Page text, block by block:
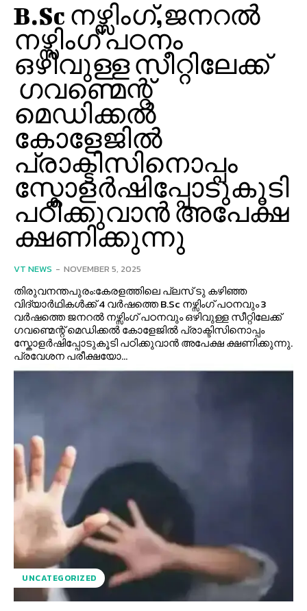
B.Sc നഴ്സിംഗ്,ജനറൽ
നഴ്സിംഗ് പഠനം
ഒഴിവുള്ള സീറ്റിലേക്ക്
ഗവണ്മെന്റ്
മെഡിക്കൽ
കോളേജിൽ
പ്രാക്ടിസിനൊപ്പം
സ്കോളർഷിപ്പോടുകൂടി
പഠിക്കുവാൻ അപേക്ഷ
ക്ഷണിക്കുന്നു
VT NEWS - NOVEMBER 5, 2025
തിരുവനന്തപുരം:കേരളത്തിലെ പ്ലസ് ടു കഴിഞ്ഞ
വിദ്യാർഥികൾക്ക് 4 വർഷത്തെ B.Sc നഴ്സിംഗ് പഠനവും 3
വർഷത്തെ ജനറൽ നഴ്സിംഗ് പഠനവും ഒഴിവുള്ള സീറ്റിലേക്ക്
ഗവണ്മെന്റ് മെഡിക്കൽ കോളേജിൽ പ്രാക്ടിസിനൊപ്പം
സ്കോളർഷിപ്പോടുകൂടി പഠിക്കുവാൻ അപേക്ഷ ക്ഷണിക്കുന്നു.
പ്രവേശന പരീക്ഷയോ...
UNCATEGORIZED